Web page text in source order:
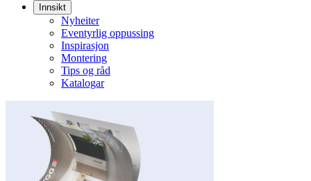
Innsikt
Nyheiter
Eventyrlig oppussing
Inspirasjon
Montering
Tips og råd
Katalogar